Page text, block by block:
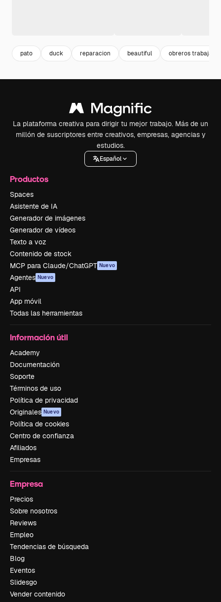
pato duck reparacion beautiful obreros
La plataforma creativa para dirigir tu mejor trabajo. Más de un
millón de suscriptores entre creativos, empresas, agencias y
estudios.
Español
Productos
Spaces
Asistente de IA
Generador de imágenes
Generador de vídeos
Texto a voz
Contenido de stock
MCP para Claude/ChatGPT Nuevo
Agentes Nuevo
API
App móvil
Todas las herramientas
Información útil
Academy
Documentación
Soporte
Términos de uso
Política de privacidad
Originales Nuevo
Política de cookies
Centro de confianza
Afiliados
Empresas
Empresa
Precios
Sobre nosotros
Reviews
Empleo
Tendencias de búsqueda
Blog
Eventos
Slidesgo
Vender contenido